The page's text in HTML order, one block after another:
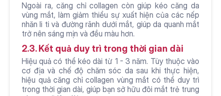
Ngoài ra, căng chỉ collagen còn giúp kéo căng da
vùng mắt, làm giảm thiểu sự xuất hiện của các nếp
nhăn li ti và đường rãnh dưới mắt, giúp da quanh mắt
trở nên sáng mịn và đều màu hơn.
2.3. Kết quả duy trì trong thời gian dài
Hiệu quả có thể kéo dài từ 1 - 3 năm. Tùy thuộc vào
cơ địa và chế độ chăm sóc da sau khi thực hiện,
hiệu quả căng chỉ collagen vùng mắt có thể duy trì
trong thời gian dài, giúp bạn sở hữu đôi mắt trẻ trung